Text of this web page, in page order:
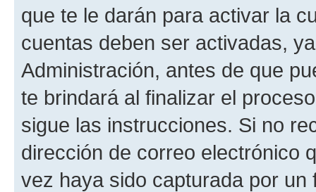
que te le darán para activar la
cuentas deben ser activadas,
Administración, antes de que
te brindará al finalizar el
sigue las instrucciones. Si no
dirección de correo electrónico
vez haya sido capturada por